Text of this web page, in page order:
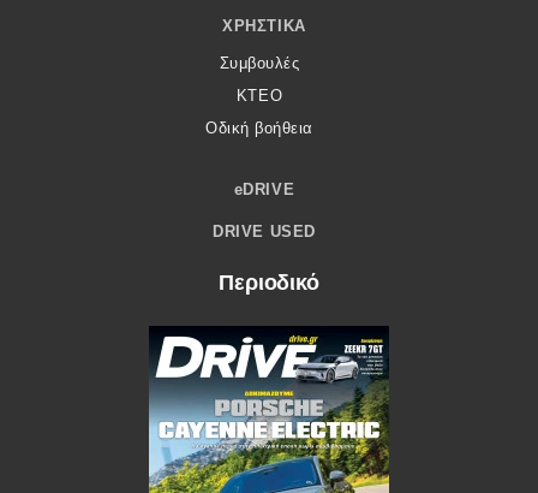
ΧΡΗΣΤΙΚΆ
Συμβουλές
ΚΤΕΟ
Οδική βοήθεια
eDRIVE
DRIVE USED
Περιοδικό